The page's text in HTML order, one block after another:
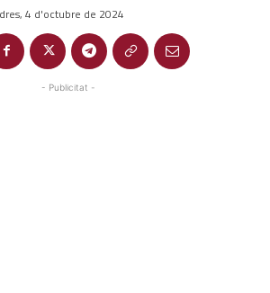
4 d'octubre de 2024
- Publicitat -